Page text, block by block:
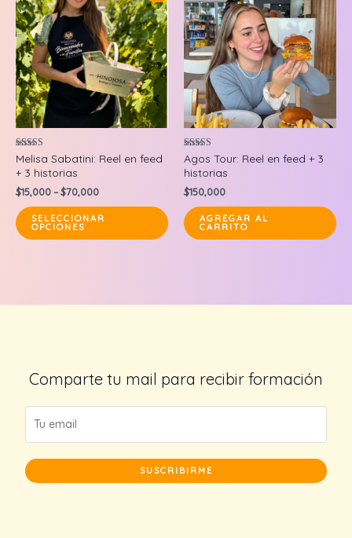
Valorado en
5.00
de 5
Melisa Sabatini: Reel en feed
+ 3 historias
$15,000–$70,000
SELECCIONAR
OPCIONES
This
product
The
chosen
on
product
page
Valorado en
5.00
de 5
Agos Tour: Reel en feed + 3
historias
$150,000
AGREGAR AL
CARRITO
Comparte tu mail para recibir formación
SUSCRIBIRME